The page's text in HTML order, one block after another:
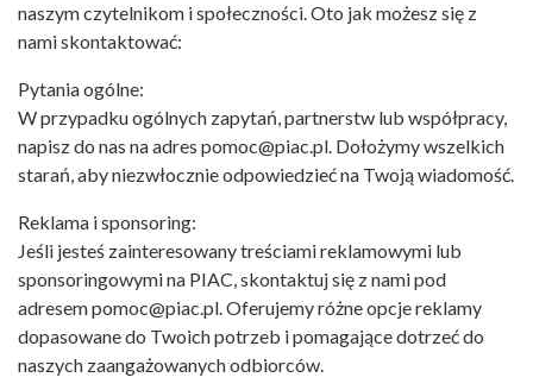
naszym czytelnikom i społeczności. Oto jak możesz się z
nami skontaktować:
Pytania ogólne:
W przypadku ogólnych zapytań, partnerstw lub współpracy,
napisz do nas na adres pomoc@piac.pl. Dołożymy wszelkich
starań, aby niezwłocznie odpowiedzieć na Twoją wiadomość.
Reklama i sponsoring:
Jeśli jesteś zainteresowany treściami reklamowymi lub
sponsoringowymi na PIAC, skontaktuj się z nami pod
adresem pomoc@piac.pl. Oferujemy różne opcje reklamy
dopasowane do Twoich potrzeb i pomagające dotrzeć do
naszych zaangażowanych odbiorców.